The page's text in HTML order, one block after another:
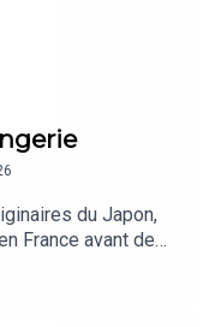
du Japon,
France avant de
par hasard, et